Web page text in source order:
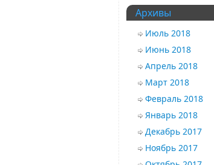
Архивы
Июль 2018
Июнь 2018
Апрель 2018
Март 2018
Февраль 2018
Январь 2018
Декабрь 2017
Ноябрь 2017